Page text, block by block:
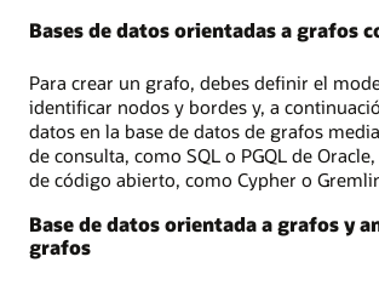
Bases de datos orientadas a grafos
Para crear un grafo, debes definir el
identificar nodos y bordes y, a
datos en la base de datos de grafos
de consulta, como SQL o PGQL de
de código abierto, como Cypher o
Base de datos orientada a grafos y
grafos